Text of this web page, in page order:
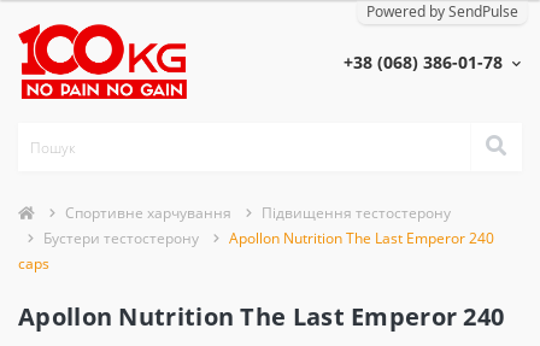
Powered by SendPulse
+38 (068) 386-01-78
Спортивне харчування
Підвищення тестостерону
Бустери тестостерону
Apollon Nutrition The Last Emperor 240
caps
Apollon Nutrition The Last Emperor 240